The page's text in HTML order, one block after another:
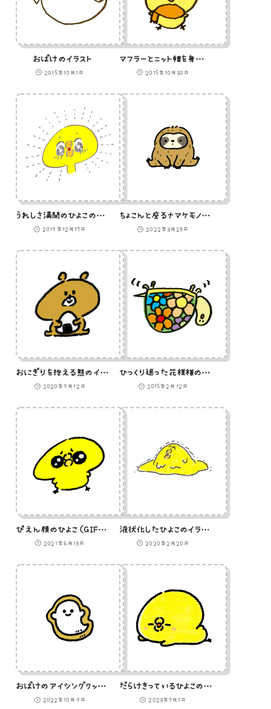
おばけのイラスト
2015年10月1日
マフラーとニット帽を身に着けたひよこのイラスト
2015年10月30日
うれしさ満開のひよこのイラスト
2019年12月17日
ちょこんと座るナマケモノのイラスト
2022年3月28日
おにぎりを抱える熊のイラスト
2020年9月12日
ひっくり返った花模様のカメのイラスト
2015年2月12日
ぴえん顔のひよこ（GIFアニメ）
2021年6月13日
液状化したひよこのイラスト
2020年2月20日
おばけのアイシングクッキー
2022年10月9日
だらけきっているひよこのイラスト
2023年7月1日